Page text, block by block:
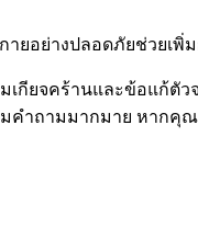
ยอย่างปลอดภัยช่วยเพิ่
กียจคร้านและข้อแก้ตั
คำถามมากมาย หากคุ